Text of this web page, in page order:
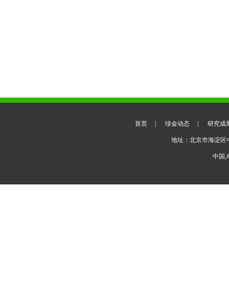
首页 |绿金动态 |研究成
地址：北京市海淀区
中国